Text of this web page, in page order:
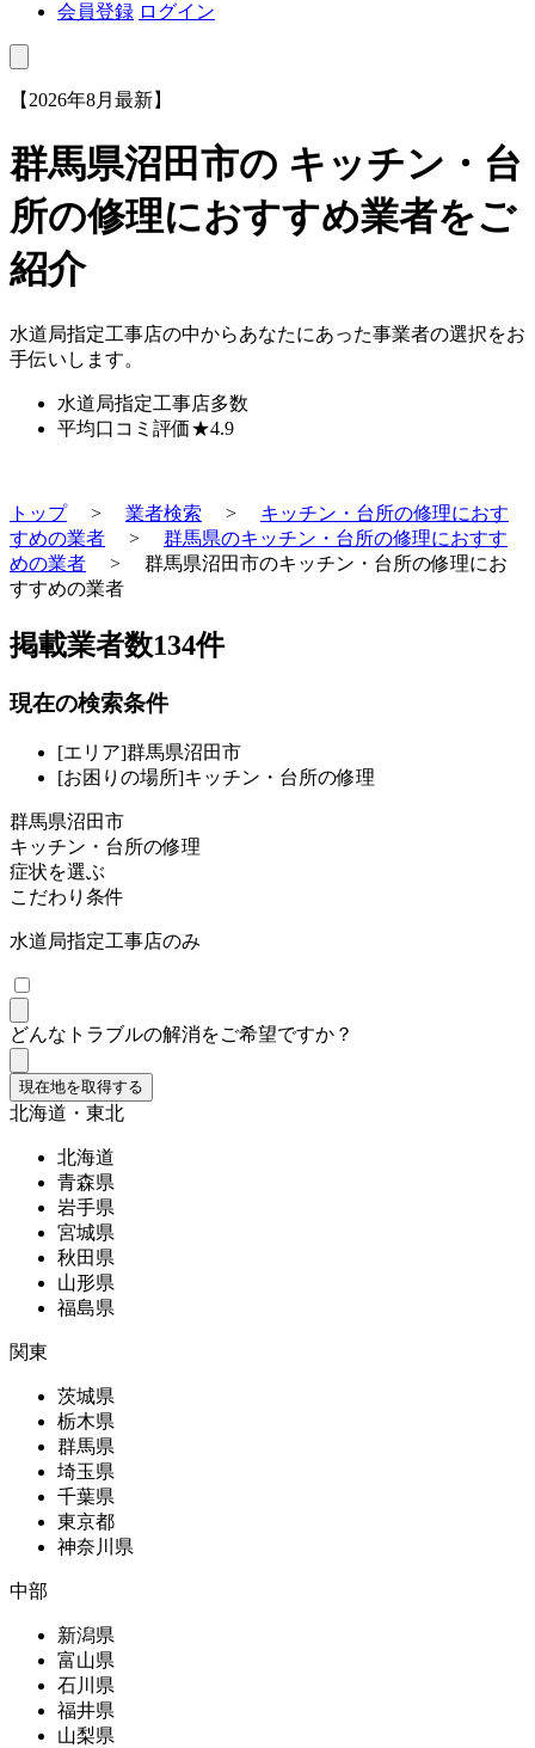
会員登録 ログイン
【2026年8月最新】
群馬県沼田市の キッチン・台
所の修理におすすめ業者をご
紹介
水道局指定工事店の中からあなたにあった事業者の選択をお
手伝いします。
水道局指定工事店多数
平均口コミ評価★4.9
トップ> 業者検索 > キッチン・台所の修理におす
すめの業者 > 群馬県のキッチン・台所の修理におすす
めの業者 > 群馬県沼田市のキッチン・台所の修理にお
すすめの業者
掲載業者数134件
現在の検索条件
[エリア]群馬県沼田市
[お困りの場所]キッチン・台所の修理
群馬県沼田市
キッチン・台所の修理
症状を選ぶ
こだわり条件
水道局指定工事店のみ
どんなトラブルの解消をご希望ですか？
現在地を取得する
北海道・東北
北海道
青森県
岩手県
宮城県
秋田県
山形県
福島県
関東
茨城県
栃木県
群馬県
埼玉県
千葉県
東京都
神奈川県
中部
新潟県
富山県
石川県
福井県
山梨県